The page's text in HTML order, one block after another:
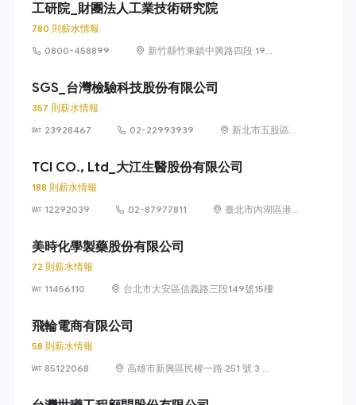
工研院_財團法人工業技術研究院
780 則薪水情報
0800-458899
新竹縣竹東鎮中興路四段 195
SGS_台灣檢驗科技股份有限公司
357 則薪水情報
23928467
02-22993939
新北市五股區五
（五股工業區）
TCI CO., Ltd_大江生醫股份有限公司
188 則薪水情報
12292039
02-87977811
臺北市內湖區港
美時化學製藥股份有限公司
72 則薪水情報
11456110
台北市大安區信義路三段149號15樓
飛輪電商有限公司
58 則薪水情報
85122068
高雄市新興區民權一路 251 號 3 樓